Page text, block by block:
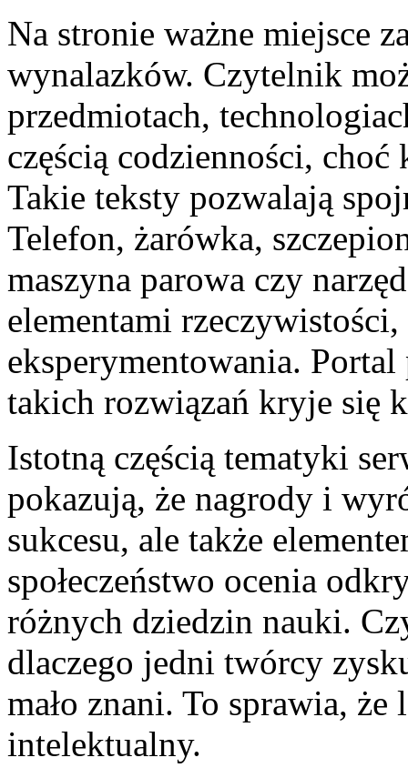
Na stronie ważne miejsce
wynalazków. Czytelnik
przedmiotach,
częścią codzienności, choć
Takie teksty pozwalają
Telefon, żarówka,
maszyna parowa czy
elementami
eksperymentowania.
takich rozwiązań kryje się
Istotną częścią tematyki
pokazują, że nagrody i
sukcesu, ale także
społeczeństwo ocenia
różnych dziedzin nauki.
dlaczego jedni twórcy
mało znani. To sprawia,
intelektualny.